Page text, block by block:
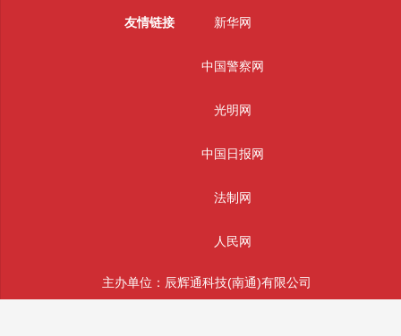
友情链接 新华网
中国警察网
光明网
中国日报网
法制网
人民网
主办单位：辰辉通科技(南通)有限公司